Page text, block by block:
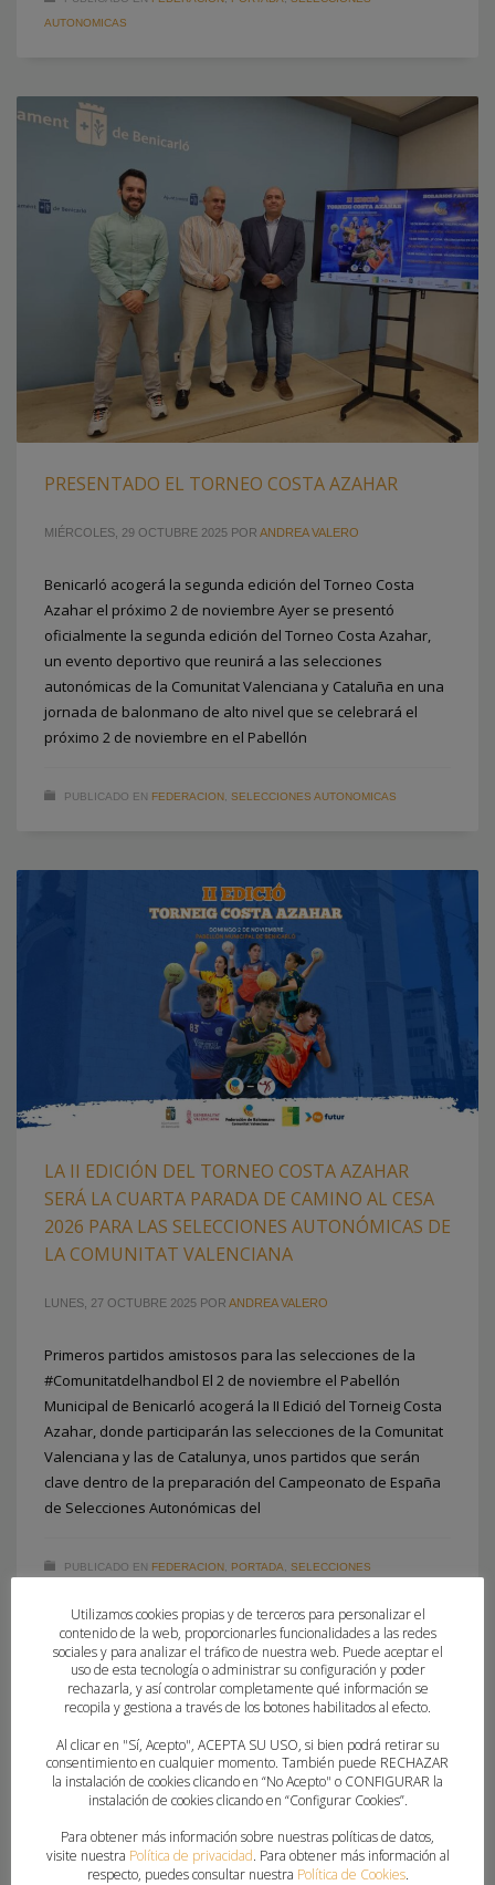
AUTONOMICAS
PRESENTADO EL TORNEO COSTA AZAHAR
MIÉRCOLES, 29 OCTUBRE 2025 POR ANDREA VALERO
Benicarló acogerá la segunda edición del Torneo Costa
Azahar el próximo 2 de noviembre Ayer se presentó
oficialmente la segunda edición del Torneo Costa Azahar,
un evento deportivo que reunirá a las selecciones
autonómicas de la Comunitat Valenciana y Cataluña en una
jornada de balonmano de alto nivel que se celebrará el
próximo 2 de noviembre en el Pabellón
PUBLICADO EN FEDERACION SELECCIONES AUTONOMICAS
LA II EDICIÓN DEL TORNEO COSTA AZAHAR
SERÁ LA CUARTA PARADA DE CAMINO AL CESA
2026 PARA LAS SELECCIONES AUTONÓMICAS DE
LA COMUNITAT VALENCIANA
LUNES, 27 OCTUBRE 2025 POR ANDREA VALERO
Primeros partidos amistosos para las selecciones de la
#Comunitatdelhandbol El 2 de noviembre el Pabellón
Municipal de Benicarló acogerá la II Edició del Torneig Costa
Azahar, donde participarán las selecciones de la Comunitat
Valenciana y las de Catalunya, unos partidos que serán
clave dentro de la preparación del Campeonato de España
de Selecciones Autonómicas del
PUBLICADO EN FEDERACION PORTADA
SELECCIONES
ETIQUETADO BAJO: SELECCIONES AUTONÓMICAS
Utilizamos cookies propias y de terceros para personalizar el
contenido de la web, proporcionarles funcionalidades a las redes
sociales y para analizar el tráfico de nuestra web. Puede aceptar el
uso de esta tecnología o administrar su configuración y poder
rechazarla, y así controlar completamente qué información se
recopila y gestiona a través de los botones habilitados al efecto.
Al clicar en "Sí, Acepto", ACEPTA SU USO, si bien podrá retirar su
consentimiento en cualquier momento. También puede RECHAZAR
la instalación de cookies clicando en “No Acepto" o CONFIGURAR la
instalación de cookies clicando en “Configurar Cookies”.
Para obtener más información sobre nuestras políticas de datos,
visite nuestra Política de privacidad. Para obtener más información al
respecto, puedes consultar nuestra Política de Cookies.